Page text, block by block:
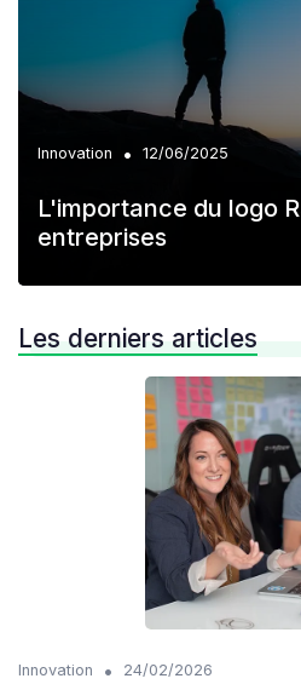
Innovation • 12/06/2025
L'importance du logo
entreprises
Les derniers articles
Innovation • 24/02/2026